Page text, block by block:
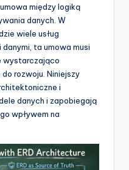
między logiką
danych. W
wiele usług
ta umowa musi
wystarczająco
rozwoju. Niniejszy
i
danych i zapobiegają
wpływem na